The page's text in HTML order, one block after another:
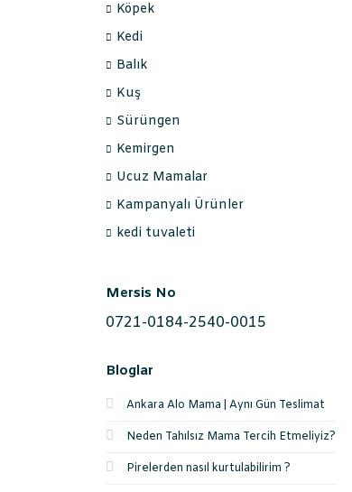
Köpek
Kedi
Balık
Kuş
Sürüngen
Kemirgen
Ucuz Mamalar
Kampanyalı Ürünler
kedi tuvaleti
Mersis No
0721-0184-2540-0015
Bloglar
Ankara Alo Mama | Aynı Gün Teslimat
Neden Tahılsız Mama Tercih Etmeliyiz?
Pirelerden nasıl kurtulabilirim ?